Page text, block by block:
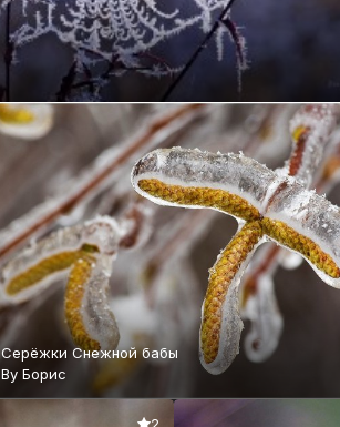
Серёжки Снежной бабы
ByБорис
2